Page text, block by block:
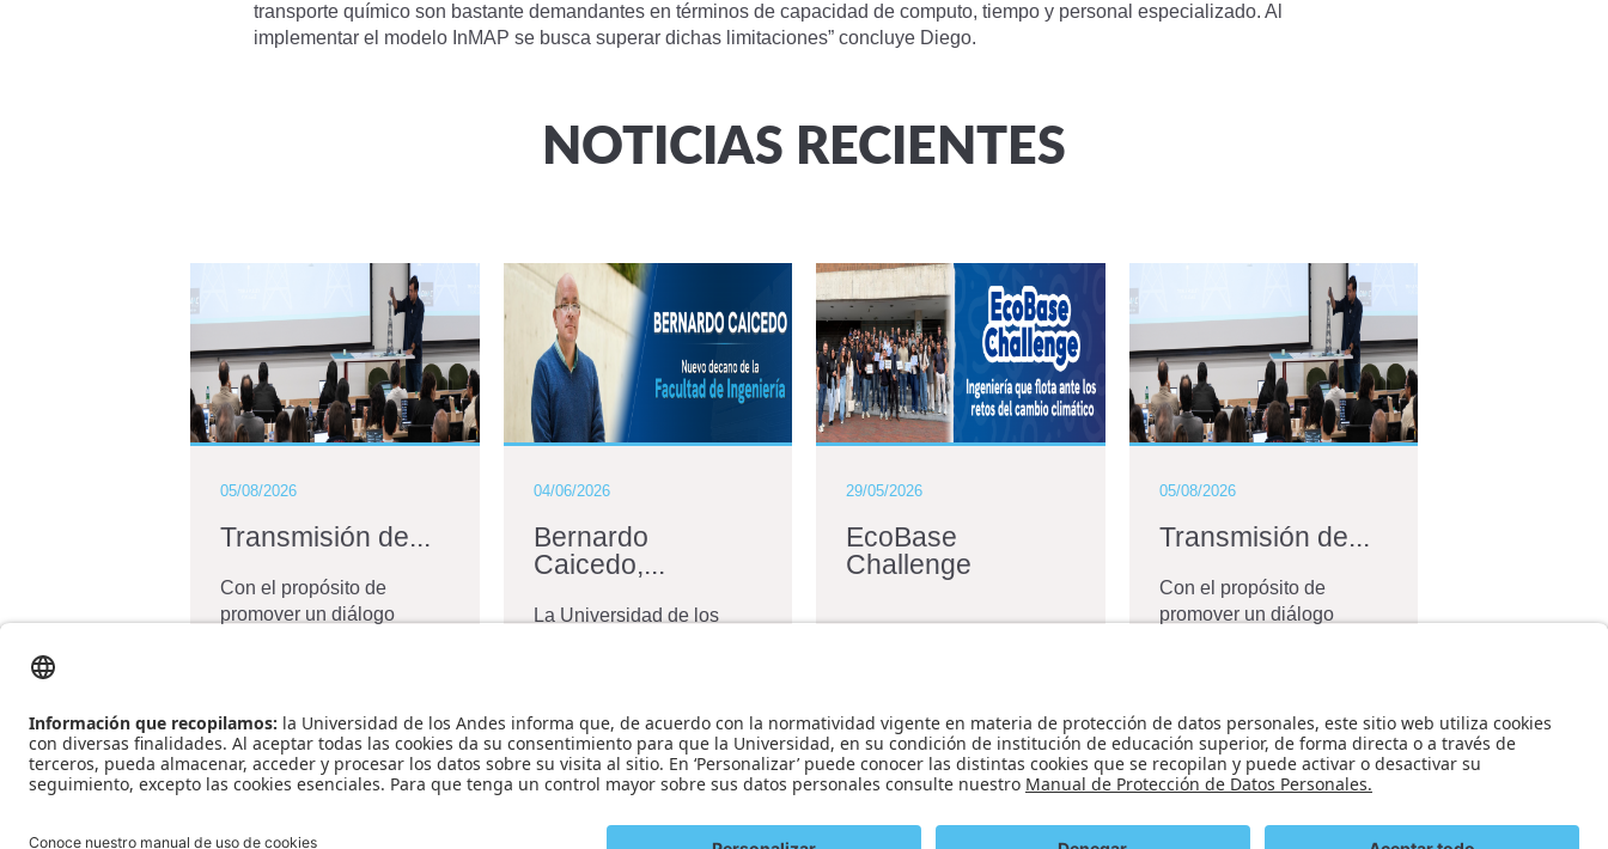
transporte químico son bastante demandantes en términos de capacidad de computo, tiempo y personal especializado. Al
implementar el modelo InMAP se busca superar dichas limitaciones” concluye Diego.
NOTICIAS RECIENTES
05/08/2026
Transmisión de...
Con el propósito de
promover un diálogo
proyectos de transmisión
de energía...
04/06/2026
Bernardo
Caicedo,...
La Universidad de los
Hormaza como nuevo
decano de la Facultad de
Ingeniería. Profesor del...
Ver más
29/05/2026
EcoBase
Challenge
05/08/2026
Transmisión de...
Con el propósito de
promover un diálogo
proyectos de transmisión
de energía...
Ver más
Hormaza como
decano de la
Ingeniería.